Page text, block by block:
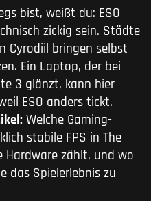
bist, weißt du: ESO
zickig sein. Städte
Cyrodiil bringen selbst
Ein Laptop, der bei
3 glänzt, kann hier
ESO anders tickt.
Welche Gaming-
stabile FPS in The
Hardware zählt, und wo
das Spielerlebnis zu